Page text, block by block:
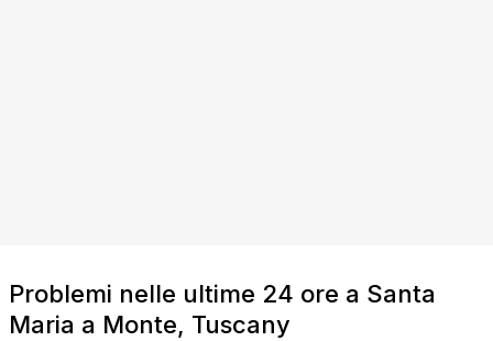
Problemi nelle ultime 24 ore a Santa
Maria a Monte, Tuscany